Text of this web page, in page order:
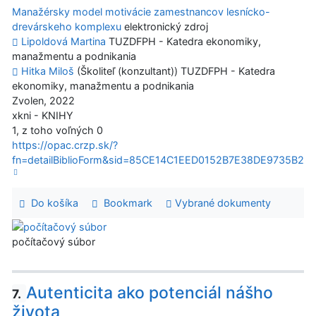
Manažérsky model motivácie zamestnancov lesnícko-
drevárskeho komplexu elektronický zdroj
Lipoldová Martina TUZDFPH - Katedra ekonomiky,
manažmentu a podnikania
Hitka Miloš (Školiteľ (konzultant)) TUZDFPH - Katedra
ekonomiky, manažmentu a podnikania
Zvolen, 2022
xkni - KNIHY
1, z toho voľných 0
https://opac.crzp.sk/?
fn=detailBiblioForm&sid=85CE14C1EED0152B7E38DE9735B2
Do košíka Bookmark Vybrané dokumenty
počítačový súbor
7. Autenticita ako potenciál nášho
života